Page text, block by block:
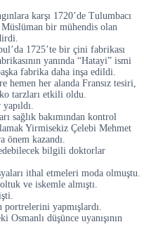
karşı 1720’de Tulumbacı
Müslüman bir mühendis olan
1725’te bir çini fabrikası
yanında “Hatayi” ismi
fabrika daha inşa edildi.
hemen her alanda Fransız tesiri,
tarzları etkili oldu.
sağlık bakımından kontrol
Yirmisekiz Çelebi Mehmet
önem kazandı.
edebilecek bilgili doktorlar
ithal etmeleri moda olmuştu.
ve iskemle almıştı.
portrelerini yapmışlardı.
düşünce uyanışının